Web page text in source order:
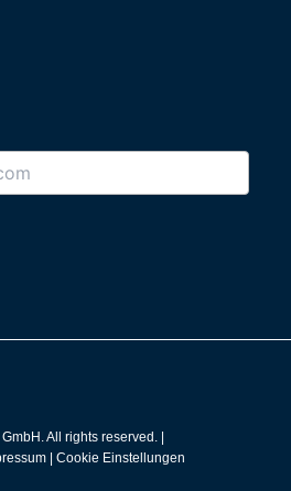
All rights reserved. |
| Cookie Einstellungen